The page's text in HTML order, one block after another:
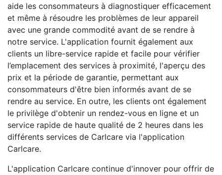
aide les consommateurs à diagnostiquer efficacement
et même à résoudre les problèmes de leur appareil
avec une grande commodité avant de se rendre à
notre service. L'application fournit également aux
clients un libre-service rapide et facile pour vérifier
l’emplacement des services à proximité, l'aperçu des
prix et la période de garantie, permettant aux
consommateurs d'être bien informés avant de se
rendre au service. En outre, les clients ont également
le privilège d'obtenir un rendez-vous en ligne et un
service rapide de haute qualité de 2 heures dans les
différents services de Carlcare via l'application
Carlcare.
L'application Carlcare continue d'innover pour offrir de